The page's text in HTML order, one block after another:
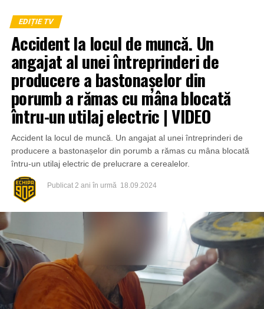
EDIȚIE TV
Accident la locul de muncă. Un
angajat al unei întreprinderi de
producere a bastonașelor din
porumb a rămas cu mâna blocată
întru-un utilaj electric | VIDEO
Accident la locul de muncă. Un angajat al unei întreprinderi de
producere a bastonașelor din porumb a rămas cu mâna blocată
întru-un utilaj electric de prelucrare a cerealelor.
Publicat 2 ani în urmă 18.09.2024